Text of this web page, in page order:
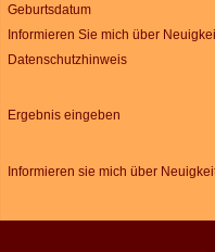
Geburtsdatum
Informieren Sie mich über
Datenschutzhinweis
Ergebnis eingeben
Informieren sie mich über